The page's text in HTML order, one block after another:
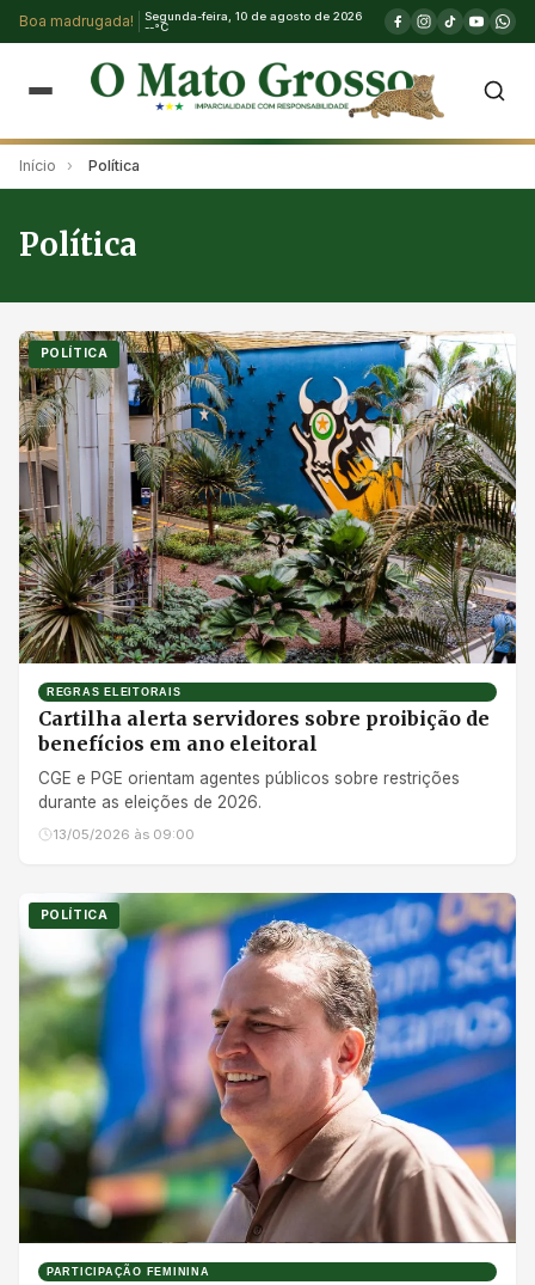
Boa madrugada!
Segunda-feira, 10 de agosto de 2026
--°C
Início › Política
Política
POLÍTICA
REGRAS ELEITORAIS
Cartilha alerta servidores sobre proibição de
benefícios em ano eleitoral
CGE e PGE orientam agentes públicos sobre restrições
durante as eleições de 2026.
13/05/2026 às 09:00
POLÍTICA
PARTICIPAÇÃO FEMININA